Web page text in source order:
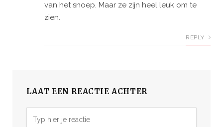
van het snoep. Maar ze zijn heel leuk om te
zien.
REPLY
LAAT EEN REACTIE ACHTER